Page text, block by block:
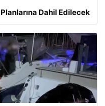
Dahil Edilecek